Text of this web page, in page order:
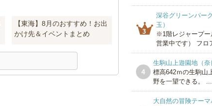
【東海】8月のおすすめ！お出
かけ先＆イベントまとめ
3
深谷グリーンパー
玉）
※1階レジャープー
営業中です） フロ
4
生駒山上遊園地（奈
標高642ｍの生駒山
野を一望できる。 ...
大自然の冒険テー